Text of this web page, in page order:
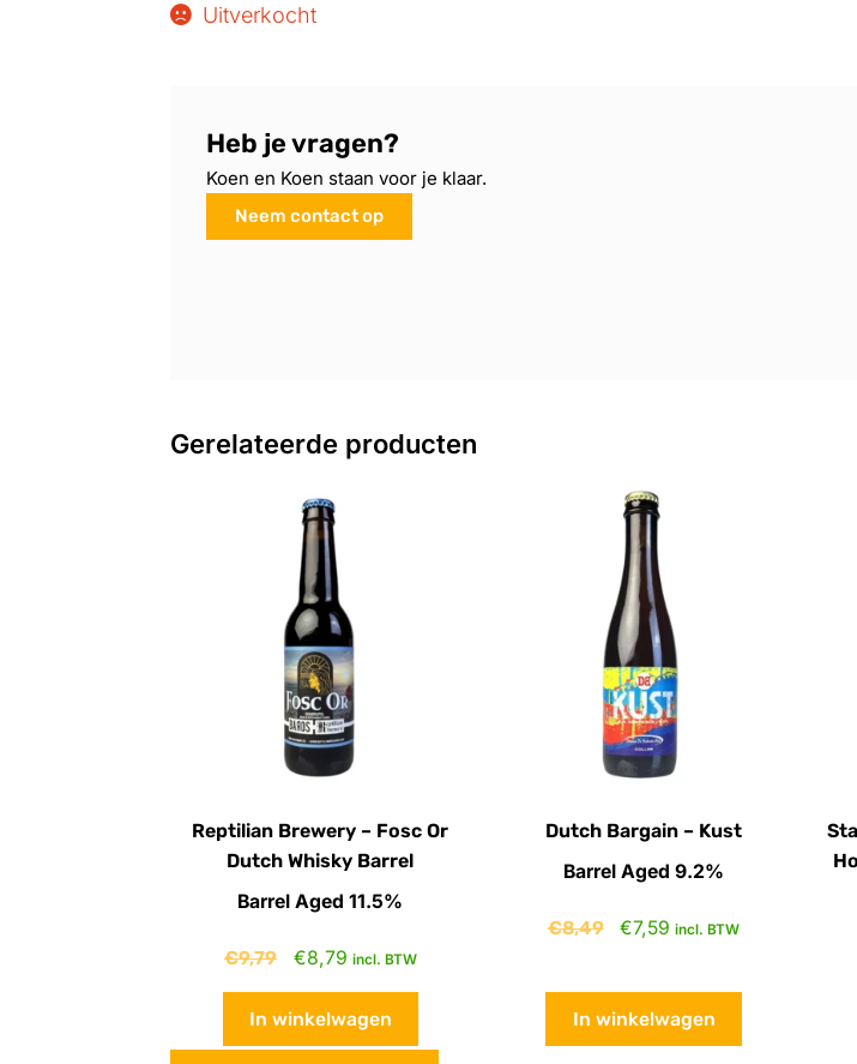
Uitverkocht
Heb je vragen?
Koen en Koen staan voor je klaar.
Neem contact op
Gerelateerde producten
Reptilian Brewery – Fosc Or
Dutch Whisky Barrel
Barrel Aged 11.5%
€9,79 €8,79 incl. BTW
In winkelwagen
Dutch Bargain – Kust
Barrel Aged 9.2%
€8,49 €7,59 incl. BTW
In winkelwagen